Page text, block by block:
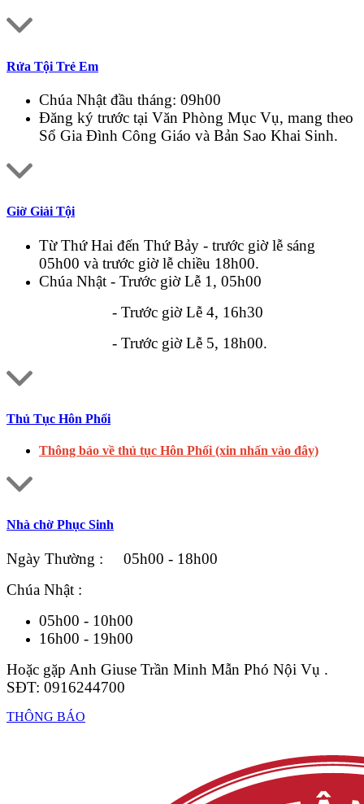
Rửa Tội Trẻ Em
Chúa Nhật đầu tháng: 09h00
Đăng ký trước tại Văn Phòng Mục Vụ, mang theo
Sổ Gia Đình Công Giáo và Bản Sao Khai Sinh.
Giờ Giải Tội
Từ Thứ Hai đến Thứ Bảy - trước giờ lễ sáng
05h00 và trước giờ lễ chiều 18h00.
Chúa Nhật - Trước giờ Lễ 1, 05h00
- Trước giờ Lễ 4, 16h30
- Trước giờ Lễ 5, 18h00.
Thủ Tục Hôn Phối
Thông báo về thủ tục Hôn Phối (xin nhấn vào đây)
Nhà chờ Phục Sinh
Ngày Thường : 05h00 - 18h00
Chúa Nhật :
05h00 - 10h00
16h00 - 19h00
Hoặc gặp Anh Giuse Trần Minh Mẫn Phó Nội Vụ .
SĐT: 0916244700
THÔNG BÁO